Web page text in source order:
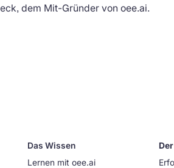
dem Mit-Gründer von oee.ai.
Das Wissen
Lernen mit oee.ai